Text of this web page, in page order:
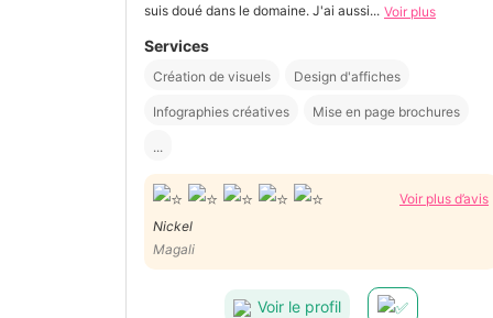
suis doué dans le domaine. J'ai aussi... Voir plus
Services
Création de visuels Design d'affiches
Infographies créatives Mise en page brochures
...
Voir plus d’avis
Nickel
Magali
Voir le profil